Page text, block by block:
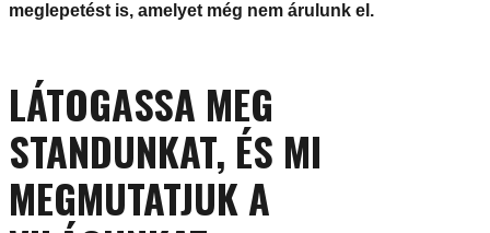
meglepetést is, amelyet még nem árulunk el.
LÁTOGASSA MEG
STANDUNKAT, ÉS MI
MEGMUTATJUK A